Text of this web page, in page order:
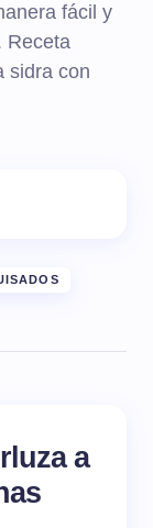
fácil y
Receta
sidra con
a